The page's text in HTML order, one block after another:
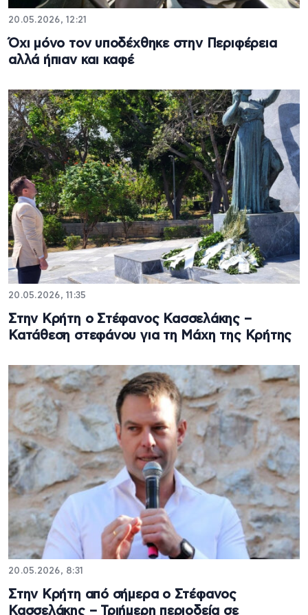
20.05.2026, 12:21
Όχι μόνο τον υποδέχθηκε στην Περιφέρεια
αλλά ήπιαν και καφέ
20.05.2026, 11:35
Στην Κρήτη ο Στέφανος Κασσελάκης –
Κατάθεση στεφάνου για τη Μάχη της Κρήτης
20.05.2026, 8:31
Στην Κρήτη από σήμερα ο Στέφανος
Κασσελάκης – Τριήμερη περιοδεία σε